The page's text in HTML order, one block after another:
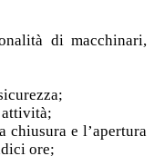
di macchinari,
attività;
e l’apertura
ore;